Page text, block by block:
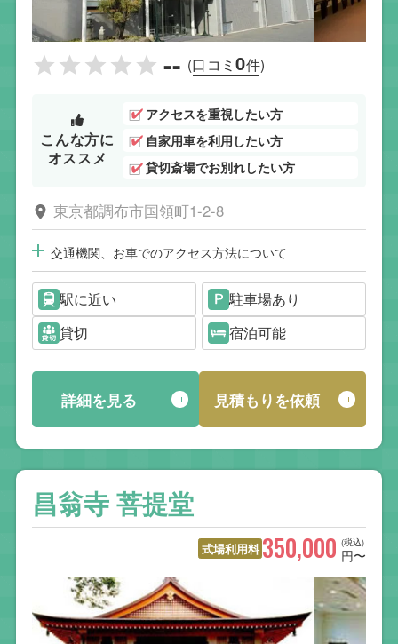
-- (口コミ0件)
こんな方に
オススメ
アクセスを重視したい方
自家用車を利用したい方
貸切斎場でお別れしたい方
東京都調布市国領町1-2-8
交通機関、お車でのアクセス方法について
駅に近い
駐車場あり
貸切
宿泊可能
詳細を見る 見積もりを依頼
昌翁寺 菩提堂
式場利用料 (税込)
350,000 円〜